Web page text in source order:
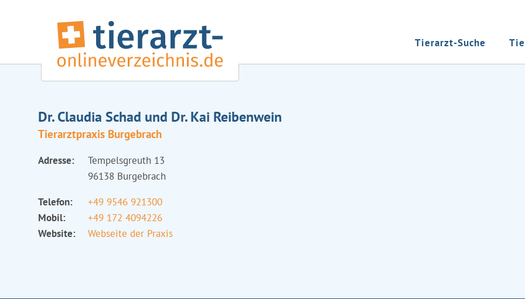
Tierarzt-Suche
Dr. Claudia Schad und Dr. Kai Reibenwein
Tierarztpraxis Burgebrach
Adresse:
Tempelsgreuth 13
96138 Burgebrach
Telefon:
+49 9546 921300
Mobil:
+49 172 4094226
Website:
Webseite der Praxis